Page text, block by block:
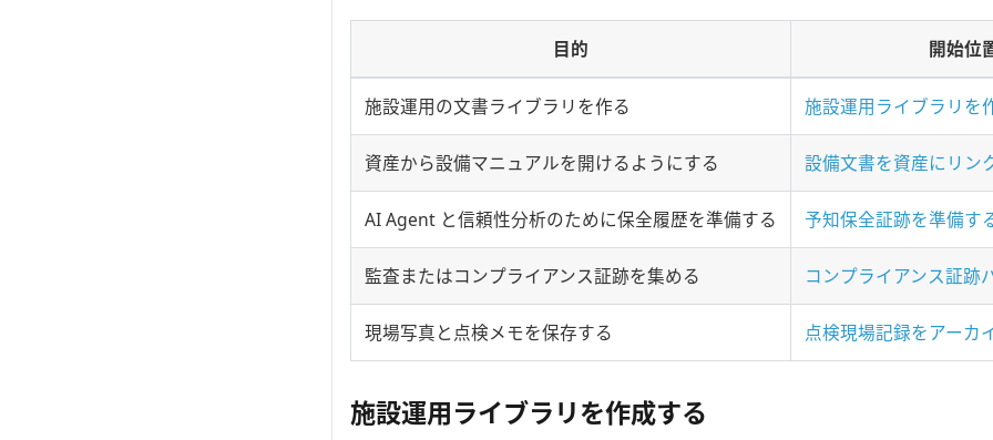
目的 開始位
施設運用の文書ライブラリを作る 施設運用ライブラリを
資産から設備マニュアルを開けるようにする 設備文書を資産にリン
AI Agent と信頼性分析のために保全履歴を準備する 予知保全証跡を準備す
監査またはコンプライアンス証跡を集める コンプライアンス証跡
現場写真と点検メモを保存する 点検現場記録をアーカ
施設運用ライブラリを作成する